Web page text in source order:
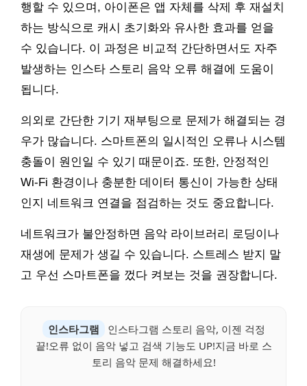
행할 수 있으며, 아이폰은 앱 자체를 삭제 후 재설치
하는 방식으로 캐시 초기화와 유사한 효과를 얻을
수 있습니다. 이 과정은 비교적 간단하면서도 자주
발생하는 인스타 스토리 음악 오류 해결에 도움이
됩니다.
의외로 간단한 기기 재부팅으로 문제가 해결되는 경
우가 많습니다. 스마트폰의 일시적인 오류나 시스템
충돌이 원인일 수 있기 때문이죠. 또한, 안정적인
Wi-Fi 환경이나 충분한 데이터 통신이 가능한 상태
인지 네트워크 연결을 점검하는 것도 중요합니다.
네트워크가 불안정하면 음악 라이브러리 로딩이나
재생에 문제가 생길 수 있습니다. 스트레스 받지 말
고 우선 스마트폰을 껐다 켜보는 것을 권장합니다.
인스타그램
인스타그램 스토리 음악, 이젠 걱정
끝!오류 없이 음악 넣고 검색 기능도 UP!지금 바로 스
토리 음악 문제 해결하세요!